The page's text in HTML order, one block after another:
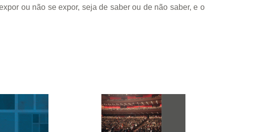
ou não se expor, seja de saber ou de não saber, e o